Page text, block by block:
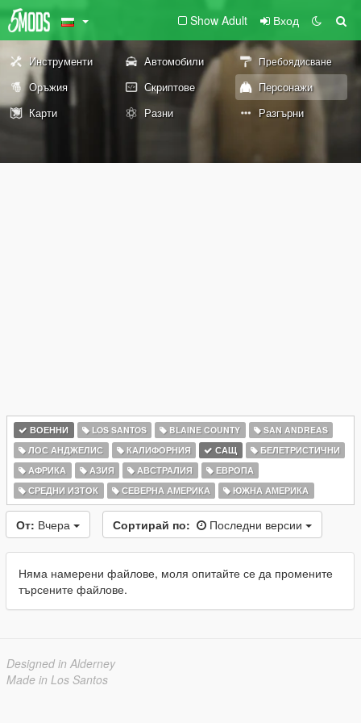
Show Adult Вход
Инструменти Автомобили Пребоядисване
Оръжия Скриптове
Персонажи
Карти
Разни Разгърни
ВОЕННИ LOS SANTOS BLAINE COUNTY
SAN ANDREAS
ЛОС АНДЖЕЛИС
КАЛИФОРНИЯ САЩ
БЕЛЕТРИСТИЧНИ
АФРИКА
АЗИЯ АВСТРАЛИЯ
ЕВРОПА
СРЕДНИ ИЗТОК
СЕВЕРНА АМЕРИКА ЮЖНА АМЕРИКА
От: Вчера Сортирай по: Последни версии
Няма намерени файлове, моля опитайте се да промените
търсените файлове.
Designed in Alderney
Made in Los Santos